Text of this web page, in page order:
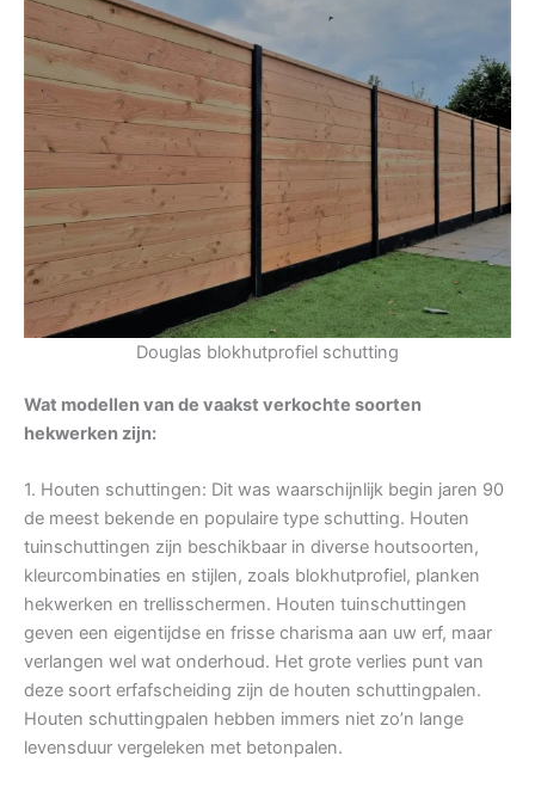
Douglas blokhutprofiel schutting
Wat modellen van de vaakst verkochte soorten
hekwerken zijn:
1. Houten schuttingen: Dit was waarschijnlijk begin jaren 90
de meest bekende en populaire type schutting. Houten
tuinschuttingen zijn beschikbaar in diverse houtsoorten,
kleurcombinaties en stijlen, zoals blokhutprofiel, planken
hekwerken en trellisschermen. Houten tuinschuttingen
geven een eigentijdse en frisse charisma aan uw erf, maar
verlangen wel wat onderhoud. Het grote verlies punt van
deze soort erfafscheiding zijn de houten schuttingpalen.
Houten schuttingpalen hebben immers niet zo’n lange
levensduur vergeleken met betonpalen.